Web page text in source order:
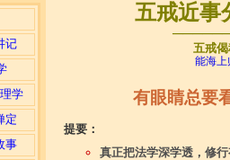
记
学
定
事
五戒近事
五戒
能海上
有眼睛总要
提要：
真正把法学深学透，修